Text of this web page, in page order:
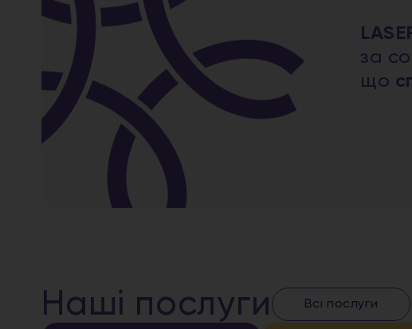
за
що
Наші послуги Всі послуги